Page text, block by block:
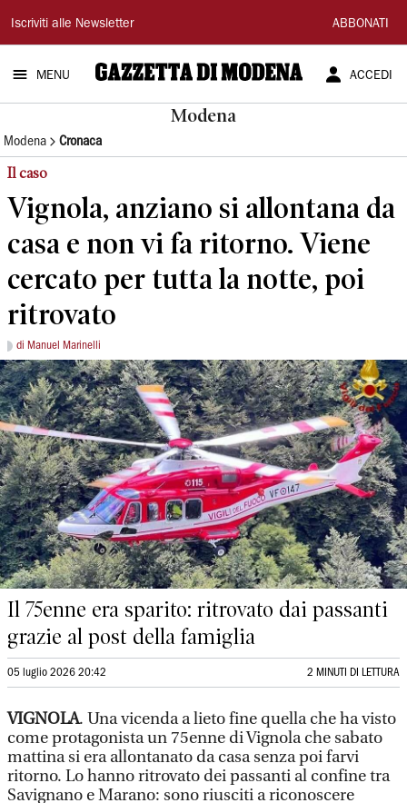
Gazzetta
di
Modena
Iscriviti alle Newsletter ABBONATI
MENU ACCEDI
Modena
Modena Cronaca
Il caso
Vignola, anziano si allontana da
casa e non vi fa ritorno. Viene
cercato per tutta la notte, poi
ritrovato
di Manuel Marinelli
Il 75enne era sparito: ritrovato dai passanti
grazie al post della famiglia
05 luglio 2026 20:42 2 MINUTI DI LETTURA
VIGNOLA. Una vicenda a lieto fine quella che ha visto
come protagonista un 75enne di Vignola che sabato
mattina si era allontanato da casa senza poi farvi
ritorno. Lo hanno ritrovato dei passanti al confine tra
Savignano e Marano: sono riusciti a riconoscere